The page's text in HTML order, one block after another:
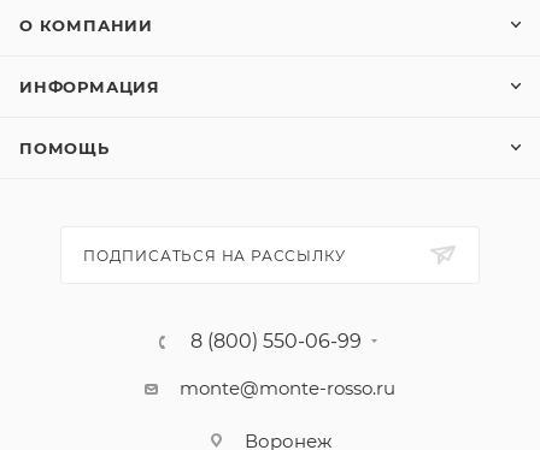
О КОМПАНИИ
ИНФОРМАЦИЯ
ПОМОЩЬ
ПОДПИСАТЬСЯ НА РАССЫЛКУ
8 (800) 550-06-99
monte@monte-rosso.ru
Воронеж